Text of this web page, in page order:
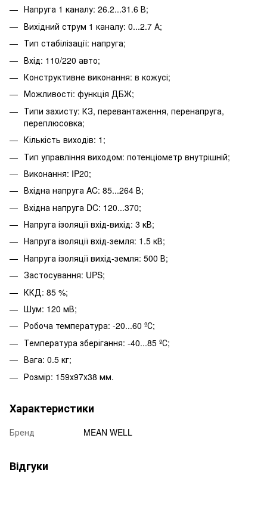
Напруга 1 каналу: 26.2...31.6 В;
Вихідний струм 1 каналу: 0...2.7 А;
Тип стабілізації: напруга;
Вхід: 110/220 авто;
Конструктивне виконання: в кожусі;
Можливості: функція ДБЖ;
Типи захисту: КЗ, перевантаження, перенапруга,
переплюсовка;
Кількість виходів: 1;
Тип управління виходом: потенціометр внутрішній;
Виконання: IP20;
Вхідна напруга AC: 85...264 В;
Вхідна напруга DC: 120...370;
Напруга ізоляції вхід-вихід: 3 кВ;
Напруга ізоляції вхід-земля: 1.5 кВ;
Напруга ізоляції вихід-земля: 500 В;
Застосування: UPS;
ККД: 85 %;
Шум: 120 мВ;
Робоча температура: -20...60 ºС;
Температура зберігання: -40...85 ºС;
Вага: 0.5 кг;
Розмір: 159х97х38 мм.
Характеристики
Бренд MEAN WELL
Відгуки